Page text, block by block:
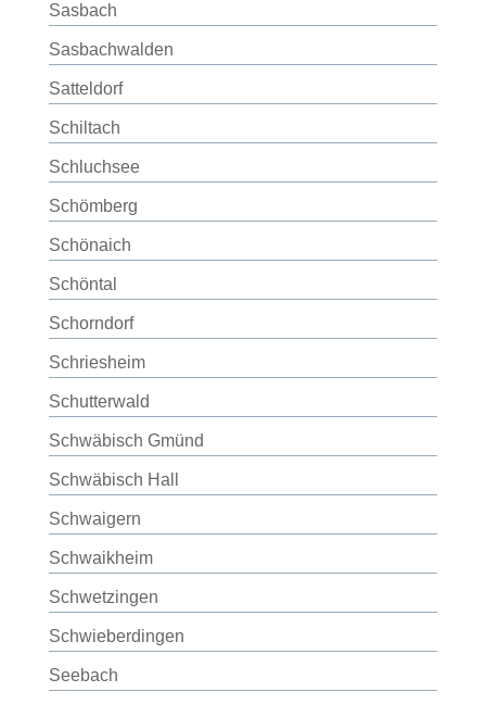
Sasbach
Sasbachwalden
Satteldorf
Schiltach
Schluchsee
Schömberg
Schönaich
Schöntal
Schorndorf
Schriesheim
Schutterwald
Schwäbisch Gmünd
Schwäbisch Hall
Schwaigern
Schwaikheim
Schwetzingen
Schwieberdingen
Seebach